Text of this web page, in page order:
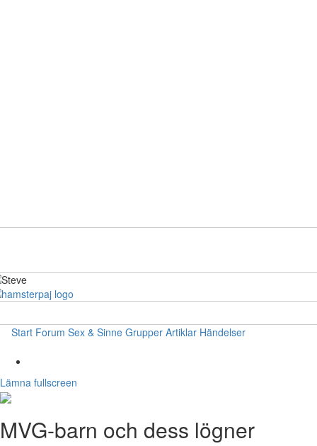
Start Forum Sex & Sinne Grupper Artiklar Händelser
Lämna fullscreen
MVG-barn och dess lögner